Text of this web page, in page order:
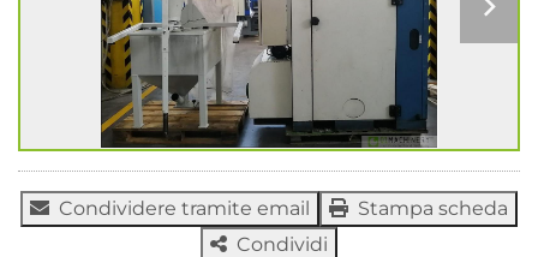
Condividere tramite email
Stampa scheda
Condividi